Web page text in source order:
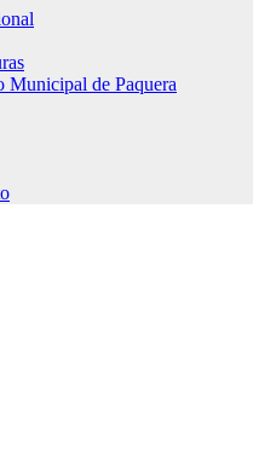
Municipal de Paquera